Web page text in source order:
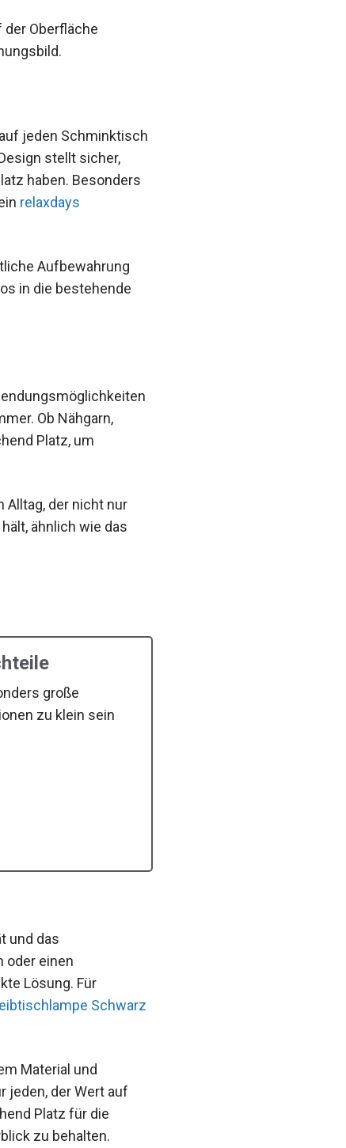
Oberfläche
jeden Schminktisch
stellt sicher,
haben. Besonders
relaxdays
Aufbewahrung
in die bestehende
Ob Nähgarn,
Platz, um
der nicht nur
ähnlich wie das
große
zu klein sein
und das
oder einen
Lösung. Für
Schwarz
Material und
jeden, der Wert auf
Platz für die
zu behalten.